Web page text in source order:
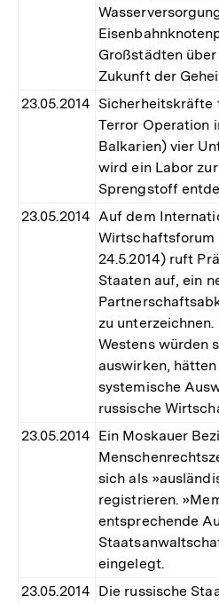
Großstädten
Zukunft der
23.05.2014 Sicherheitskräfte
Terror Operation
Balkarien) vier
wird ein Labor
Sprengstoff
23.05.2014 Auf dem
Wirtschaftsforum
24.5.2014) ruft
Staaten auf, ein
zu
Westens würden
auswirken,
systemische
russische
23.05.2014 Ein Moskauer
sich als
registrieren.
entsprechende
eingelegt.
23.05.2014 Die russische